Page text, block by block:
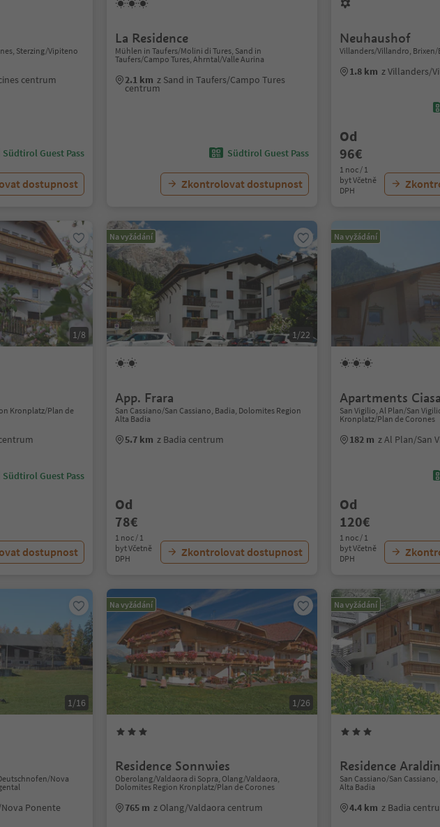
Sterzing/Vipiteno
centrum
Südtirol Guest Pass
dostupnost
La Residence
Mühlen in Taufers/Molini di Tures, Sand in
Taufers/Campo Tures, Ahrntal/Valle Aurina
2.1 km z Sand in Taufers/Campo Tures
centrum
Südtirol Guest Pass
Zkontrolovat dostupnost
Neuhaushof
Villanders/Villandro,
1.8 km z Villanders/
Od
96€
1 noc / 1
byt Včetně
DPH
1/8
Kronplatz/Plan de
Südtirol Guest Pass
dostupnost
Na vyžádání
1/22
App. Frara
San Cassiano/San Cassiano, Badia, Dolomites Region
Alta Badia
5.7 km z Badia centrum
Od
78€
1 noc / 1
byt Včetně
DPH
Zkontrolovat dostupnost
Na vyžádání
Apartments
San Vigilio, Al Plan/San
Kronplatz/Plan de Corones
182 m z Al Plan/San
Od
120€
1 noc / 1
byt Včetně
DPH
1/16
Nova
Ponente
Na vyžádání
1/26
Residence Sonnwies
Oberolang/Valdaora di Sopra, Olang/Valdaora,
Dolomites Region Kronplatz/Plan de Corones
765 m z Olang/Valdaora centrum
Na vyžádání
Residence
San Cassiano/San
Alta Badia
4.4 km z Badia